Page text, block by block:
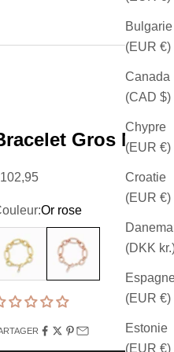
Bulgarie
(EUR €)
Canada
(CAD $)
Chypre
(EUR €)
Croatie
(EUR €)
(DKK
(EUR €)
Estonie
(EUR €)
Gros
de vente
Or rose
Or rose